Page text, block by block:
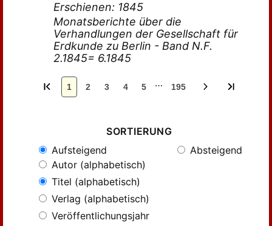
Erschienen: 1845
Monatsberichte über die
Verhandlungen der Gesellschaft für
Erdkunde zu Berlin - Band N.F.
2.1845= 6.1845
1 2 3 4 5 … 195
SORTIERUNG
Aufsteigend
Absteigend
Autor (alphabetisch)
Titel (alphabetisch)
Verlag (alphabetisch)
Veröffentlichungsjahr